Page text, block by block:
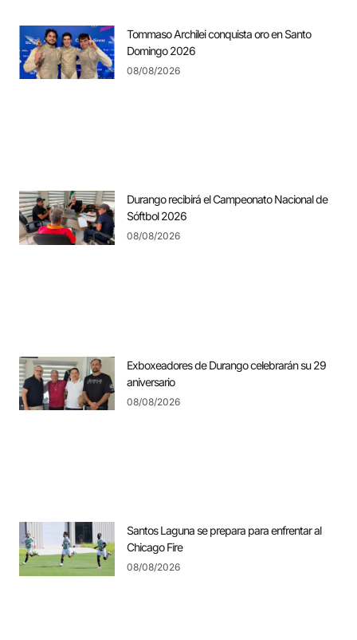
Tommaso Archilei conquista oro en Santo
Domingo 2026
08/08/2026
Durango recibirá el Campeonato Nacional de
Sóftbol 2026
08/08/2026
Exboxeadores de Durango celebrarán su 29
aniversario
08/08/2026
Santos Laguna se prepara para enfrentar al
Chicago Fire
08/08/2026